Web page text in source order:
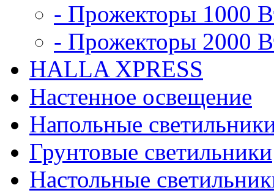
- Прожекторы 1000
- Прожекторы 2000
HALLA XPRESS
Настенное освещение
Напольные
Грунтовые светильники
Настольные